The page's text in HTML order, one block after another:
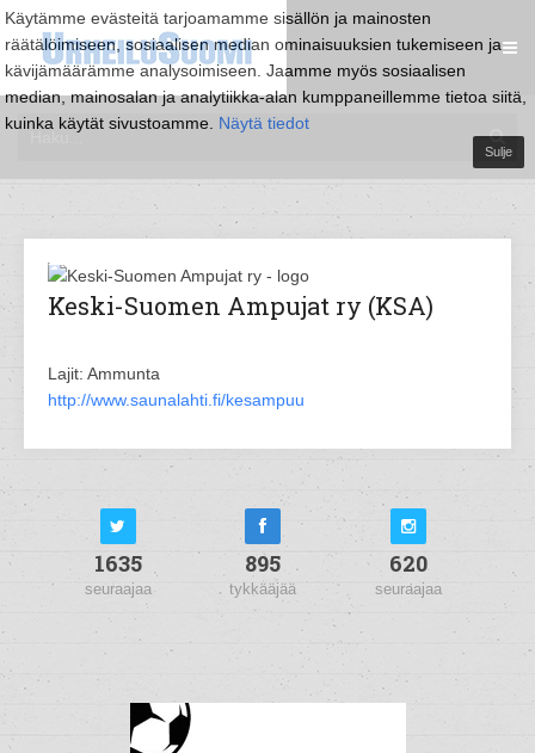
Käytämme evästeitä tarjoamamme sisällön ja mainosten
räätälöimiseen, sosiaalisen median ominaisuuksien tukemiseen ja
kävijämäärämme analysoimiseen. Jaamme myös sosiaalisen
median, mainosalan ja analytiikka-alan kumppaneillemme tietoa siitä,
kuinka käytät sivustoamme. Näytä tiedot
Sulje
Keski-Suomen Ampujat ry (KSA)
Lajit: Ammunta
http://www.saunalahti.fi/kesampuu
1635
seuraajaa
895
tykkääjää
620
seuraajaa